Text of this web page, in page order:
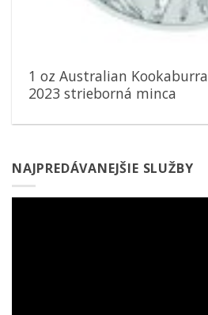
1 oz Australian Kookaburra
2023 strieborná minca
NAJPREDÁVANEJŠIE SLUŽBY